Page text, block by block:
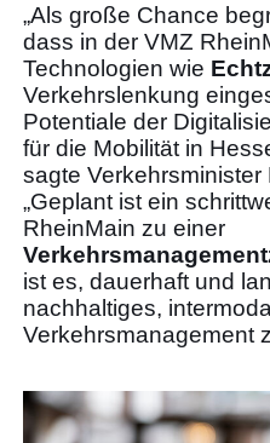
„Als große Chance
dass in der VMZ
Technologien wie
Verkehrslenkung
Potentiale der
für die Mobilität in
sagte
„Geplant ist ein
RheinMain zu einer
ist es, dauerhaft und
nachhaltiges,
Verkehrsmanagement